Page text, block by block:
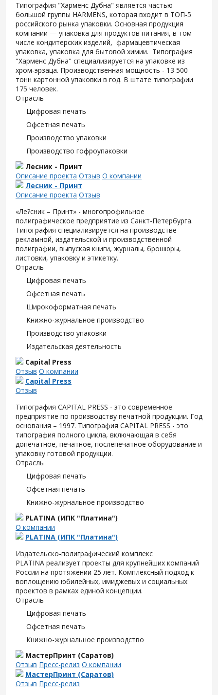
Типография "Харменс Дубна" является частью
большой группы HARMENS, которая входит в ТОП-5
российского рынка упаковки. Основная продукция
компании — упаковка для продуктов питания, в том
числе кондитерских изделий, фармацевтическая
упаковка, упаковка для бытовой химии. Типография
"Харменс Дубна" специализируется на упаковке из
хром-эрзаца. Производственная мощность - 13 500
тонн картонной упаковки в год. В штате типографии
175 человек.
Отрасль
Цифровая печать
Офсетная печать
Производство упаковки
Производство гофроупаковки
Лесник - Принт
Описание проекта Отзыв О компании
Лесник - Принт
Описание проекта Отзыв
«Ле?сник – Принт» - многопрофильное
полиграфическое предприятие из Санкт-Петербурга.
Типография специализируется на производстве
рекламной, издательской и производственной
полиграфии, выпуская книги, журналы, брошюры,
листовки, упаковку и этикетку.
Отрасль
Цифровая печать
Офсетная печать
Широкоформатная печать
Книжно-журнальное производство
Производство упаковки
Издательская деятельность
Capital Press
Отзыв О компании
Capital Press
Отзыв
Типография CAPITAL PRESS - это современное
предприятие по производству печатной продукции. Год
основания – 1997. Типография CAPITAL PRESS - это
типография полного цикла, включающая в себя
допечатное, печатное, послепечатное оборудование и
упаковку готовой продукции.
Отрасль
Цифровая печать
Офсетная печать
Книжно-журнальное производство
PLATINA (ИПК "Платина")
О компании
PLATINA (ИПК "Платина")
Издательско-полиграфический комплекс
PLATINA реализует проекты для крупнейших компаний
России на протяжении 25 лет. Комплексный подход к
воплощению юбилейных, имиджевых и социальных
проектов в рамках единой концепции.
Отрасль
Цифровая печать
Офсетная печать
Книжно-журнальное производство
МастерПринт (Саратов)
Отзыв Пресс-релиз О компании
МастерПринт (Саратов)
Отзыв Пресс-релиз